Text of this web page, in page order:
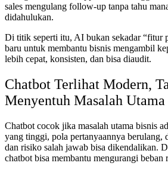
sales mengulang follow-up tanpa tahu
didahulukan.
Di titik seperti itu, AI bukan sekadar “fitur
baru untuk membantu bisnis mengambil
lebih cepat, konsisten, dan bisa diaudit.
Chatbot Terlihat Modern,
Menyentuh Masalah Utama
Chatbot cocok jika masalah utama bisnis
yang tinggi, pola pertanyaannya berulang,
dan risiko salah jawab bisa dikendalikan.
chatbot bisa membantu mengurangi beban